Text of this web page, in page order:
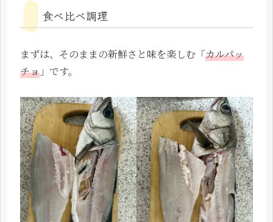
食べ比べ調理
まずは、そのままの新鮮さと味を楽しむ「カルパッ
チョ 」です。